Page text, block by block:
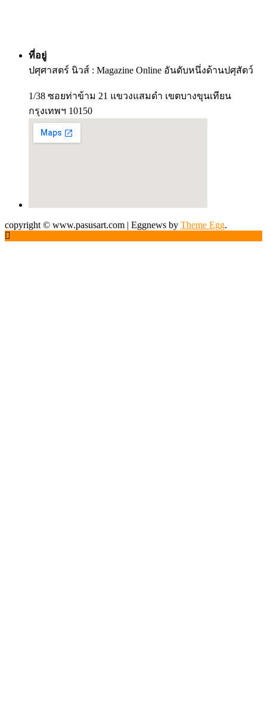
ที่อยู่
ปศุศาสตร์ นิวส์ : Magazine Online อันดับหนึ่งด้านปศุสัตว์
1/38 ซอยท่าข้าม 21 แขวงแสมดำ เขตบางขุนเทียน
กรุงเทพฯ 10150
copyright © www.pasusart.com | Eggnews by Theme Egg.